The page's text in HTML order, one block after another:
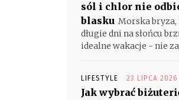
sól i chlor nie
blasku Morska bryza,
długie dni na słońcu
idealne wakacje - nie
LIFESTYLE 23 LIPCA 2026
Jak wybrać